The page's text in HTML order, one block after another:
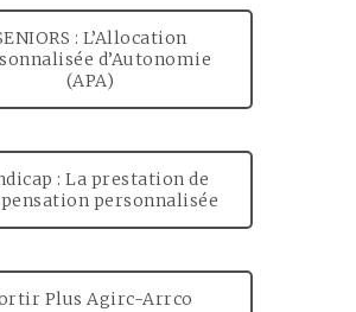
: L’Allocation
d’Autonomie
(APA)
: La prestation de
personnalisée
Plus Agirc-Arrco